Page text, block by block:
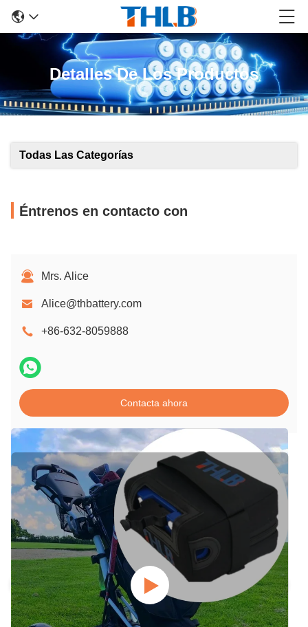
Detalles De Los Productos
Todas Las Categorías
Éntrenos en contacto con
Mrs. Alice
Alice@thbattery.com
+86-632-8059888
Contacta ahora